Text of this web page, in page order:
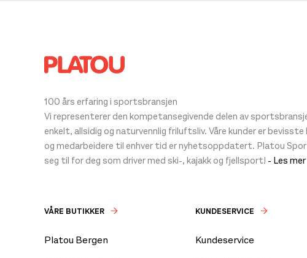
100 års erfaring i sportsbransjen
Vi representerer den kompetansegivende delen av
enkelt, allsidig og naturvennlig friluftsliv. Våre kunder er
og medarbeidere til enhver tid er nyhetsoppdatert. Platou
seg til for deg som driver med ski-, kajakk og fjellsport! - Les mer
VÅRE BUTIKKER
Platou Bergen
KUNDESERVICE
Kundeservice